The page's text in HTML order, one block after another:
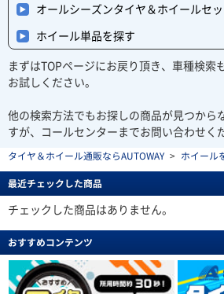
オールシーズンタイヤ＆ホイールセ
ホイール単品を探す
まずはTOPページにお戻り頂き、車種検索
お試しください。
他の検索方法でもお探しの商品が見つから
すが、コールセンターまでお問い合わせく
タイヤ＆ホイール通販ならAUTOWAY > ホイール
最近チェックした商品
チェックした商品はありません。
おすすめコンテンツ